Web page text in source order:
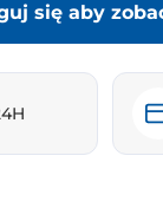
się aby